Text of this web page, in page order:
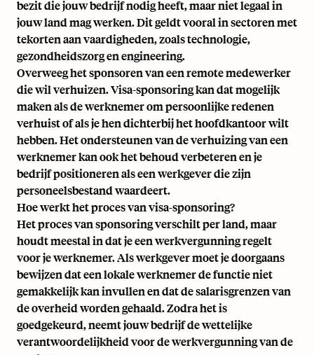
bezit die jouw bedrijf nodig heeft, maar niet legaal in
jouw land mag werken. Dit geldt vooral in sectoren met
tekorten aan vaardigheden, zoals technologie,
gezondheidszorg en engineering.
Overweeg het sponsoren van een remote medewerker
die wil verhuizen. Visa-sponsoring kan dat mogelijk
maken als de werknemer om persoonlijke redenen
verhuist of als je hen dichterbij het hoofdkantoor wilt
hebben. Het ondersteunen van de verhuizing van een
werknemer kan ook het behoud verbeteren en je
bedrijf positioneren als een werkgever die zijn
personeelsbestand waardeert.
Hoe werkt het proces van visa-sponsoring?
Het proces van sponsoring verschilt per land, maar
houdt meestal in dat je een werkvergunning regelt
voor je werknemer. Als werkgever moet je doorgaans
bewijzen dat een lokale werknemer de functie niet
gemakkelijk kan invullen en dat de salarisgrenzen van
de overheid worden gehaald. Zodra het is
goedgekeurd, neemt jouw bedrijf de wettelijke
verantwoordelijkheid voor de werkvergunning van de